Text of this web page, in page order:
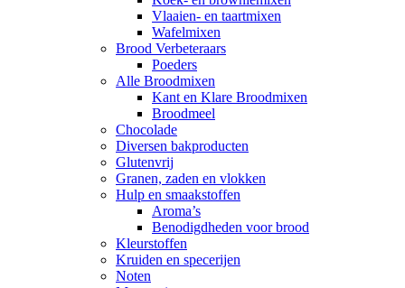
Vlaaien- en taartmixen
Wafelmixen
Brood Verbeteraars
Poeders
Alle Broodmixen
Kant en Klare Broodmixen
Broodmeel
Chocolade
Diversen bakproducten
Glutenvrij
Granen, zaden en vlokken
Hulp en smaakstoffen
Aroma’s
Benodigdheden voor brood
Kleurstoffen
Kruiden en specerijen
Noten